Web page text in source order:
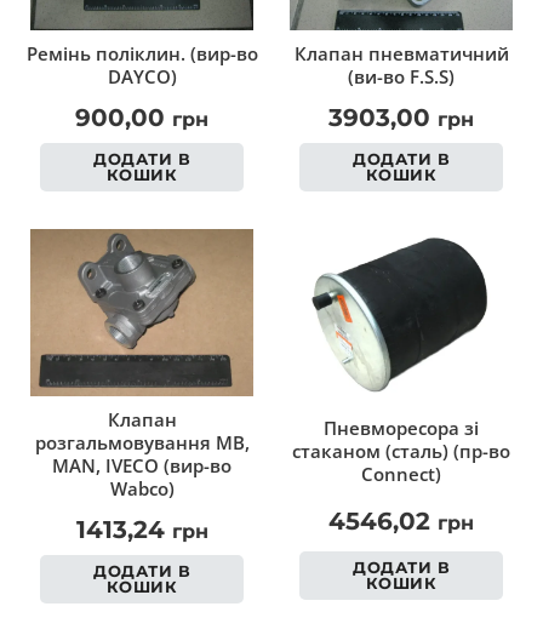
Ремінь поліклин. (вир-во
DAYCO)
900,00 грн
ДОДАТИ В
КОШИК
Клапан пневматичний
(ви-во F.S.S)
3903,00 грн
ДОДАТИ В
КОШИК
Клапан
розгальмовування MB,
MAN, IVECO (вир-во
Wabco)
1413,24 грн
ДОДАТИ В
КОШИК
Пневморесора зі
стаканом (сталь) (пр-во
Connect)
4546,02 грн
ДОДАТИ В
КОШИК